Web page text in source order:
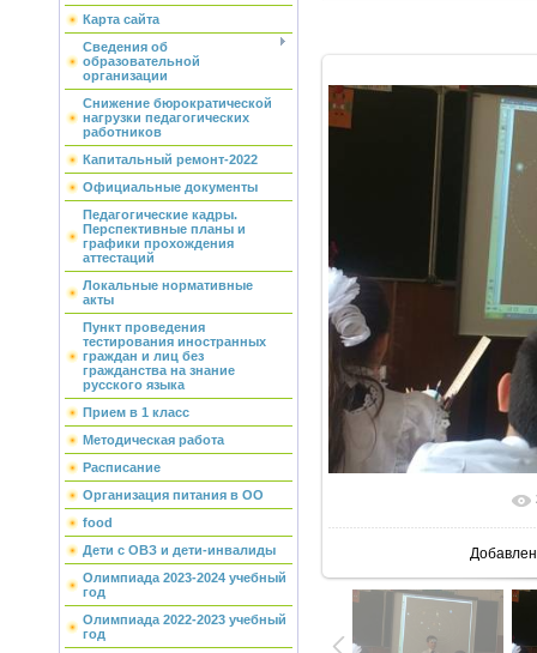
Карта сайта
Сведения об
образовательной
организации
Снижение бюрократической
нагрузки педагогических
работников
Капитальный ремонт-2022
Официальные документы
Педагогические кадры.
Перспективные планы и
графики прохождения
аттестаций
Локальные нормативные
акты
Пункт проведения
тестирования иностранных
граждан и лиц без
гражданства на знание
русского языка
Прием в 1 класс
Методическая работа
Расписание
Организация питания в ОО
food
Дети с ОВЗ и дети-инвалиды
Олимпиада 2023-2024 учебный
год
Олимпиада 2022-2023 учебный
год
В